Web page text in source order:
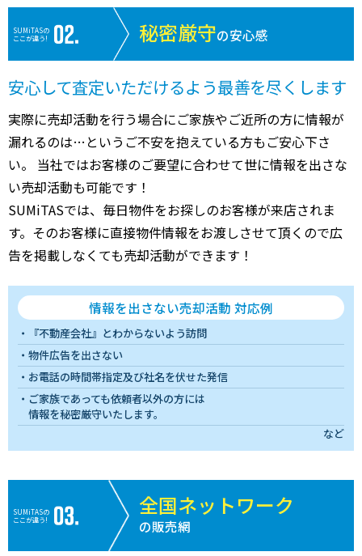
SUMiTASの
ここが違う!
秘密厳守の安心感
安心して査定いただけるよう最善を尽くします
実際に売却活動を行う場合にご家族やご近所の方に情報が
漏れるのは…というご不安を抱えている方もご安心下さ
い。 当社ではお客様のご要望に合わせて世に情報を出さな
い売却活動も可能です！
SUMiTASでは、毎日物件をお探しのお客様が来店されま
す。そのお客様に直接物件情報をお渡しさせて頂くので広
告を掲載しなくても売却活動ができます！
情報を出さない売却活動 対応例
『不動産会社』とわからないよう訪問
物件広告を出さない
お電話の時間帯指定及び社名を伏せた発信
ご家族であっても依頼者以外の方には
情報を秘密厳守いたします。
など
SUMiTASの
ここが違う!
全国ネットワーク
の販売網